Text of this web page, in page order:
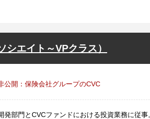
シエイト～VPクラス）
公開：保険会社グループのCVC
発部門とCVCファンドにおける投資業務に従事